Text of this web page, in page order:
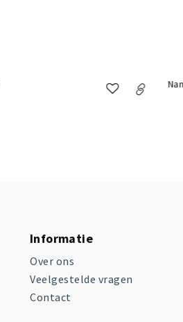
Informatie
Over ons
Veelgestelde vragen
Contact